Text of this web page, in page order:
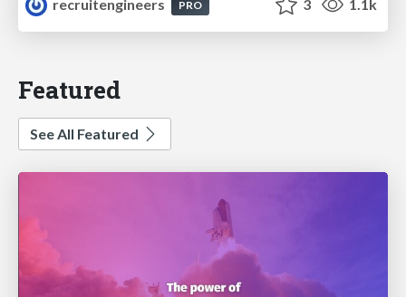
recruitengineers
PRO 3 1.1k
Featured
See All Featured